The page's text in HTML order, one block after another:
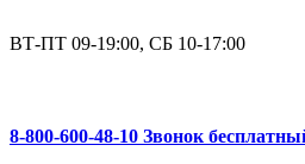
ВТ-ПТ 09-19:00, СБ 10-17:00
8-800-600-48-10 Звонок